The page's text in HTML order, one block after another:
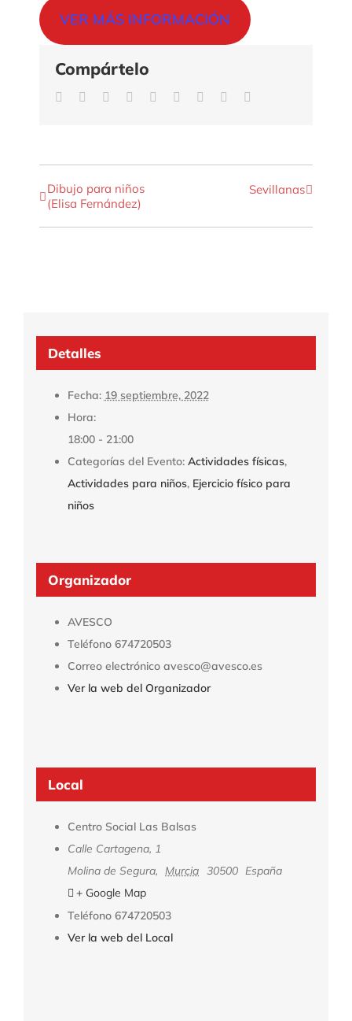
VER MÁS INFORMACIÓN
Compártelo
Facebook
TwitterReddit LinkedInWhatsApp
TumblrPinterest
Navegación
del
Dibujo para niños
(Elisa Fernández)
Sevillanas
Detalles
Fecha: 19 septiembre, 2022
Hora:
18:00 - 21:00
Categorías del Evento: Actividades físicas,
Actividades para niños, Ejercicio físico para
niños
Organizador
AVESCO
Teléfono 674720503
Correo electrónico avesco@avesco.es
Ver la web del Organizador
Local
Centro Social Las Balsas
Calle Cartagena, 1
Molina de Segura, Murcia 30500 España
+ Google Map
Teléfono 674720503
Ver la web del Local